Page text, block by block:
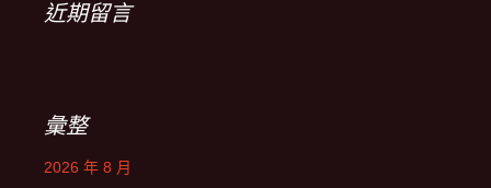
近期留言
彙整
2026 年 8 月